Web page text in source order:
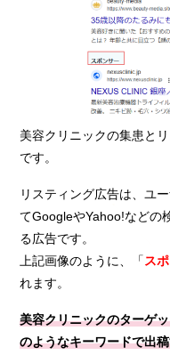
美容クリニックの集患と
です。
リスティング広告は、ユ
てGoogleやYahoo!などの
る広告です。
上記画像のように、「 ス
れます。
美容クリニックのターゲ
のようなキーワードで出